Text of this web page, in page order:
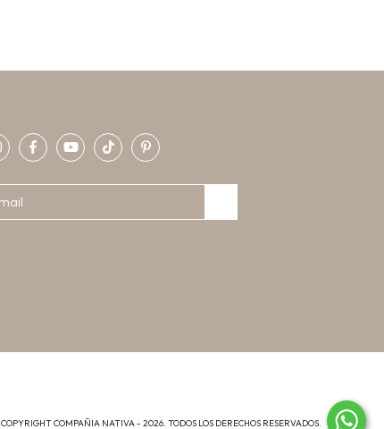
COPYRIGHT COMPAÑIA NATIVA - 2026. TODOS LOS DERECHOS RESERVADOS.